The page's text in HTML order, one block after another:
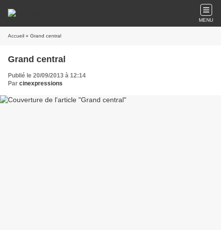
MENU
Accueil » Grand central
Grand central
Publié le 20/09/2013 à 12:14
Par cinexpressions